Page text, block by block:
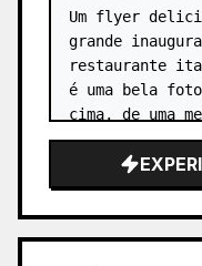
Um flyer
grande
restaurante
é uma bela
cima, de uma
italiana: uma
massa, um